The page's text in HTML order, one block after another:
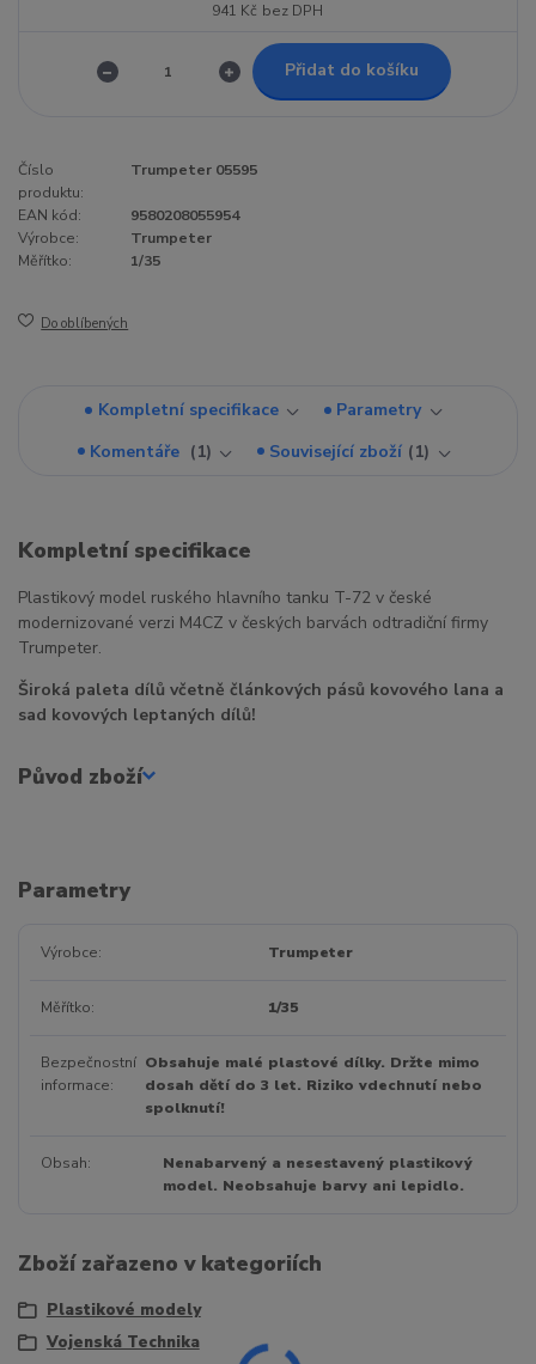
941 Kč bez DPH
Přidat do košíku
Číslo
produktu:
Trumpeter 05595
EAN kód:
9580208055954
Výrobce:
Trumpeter
Měřítko:
1/35
Do oblíbených
Kompletní specifikace
Parametry
Komentáře
1 Související zboží 1
Kompletní specifikace
Plastikový model ruského hlavního tanku T-72 v české
modernizované verzi M4CZ v českých barvách odtradiční firmy
Trumpeter.
Široká paleta dílů včetně článkových pásů kovového lana a
sad kovových leptaných dílů!
Původ zboží
Parametry
Výrobce Trumpeter
Měřítko 1/35
Bezpečnostní
informace
Obsahuje malé plastové dílky. Držte mimo
dosah dětí do 3 let. Riziko vdechnutí nebo
spolknutí!
Obsah
Nenabarvený a nesestavený plastikový
model. Neobsahuje barvy ani lepidlo.
Zboží zařazeno v kategoriích
Plastikové modely
Vojenská Technika